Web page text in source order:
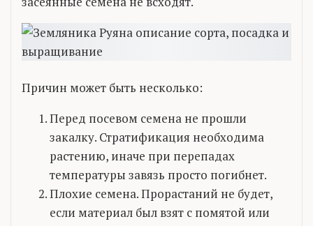
Причин может быть несколько:
Перед посевом семена не прошли
закалку. Стратификация необходима
растению, иначе при перепадах
температуры завязь просто погибнет.
Плохие семена. Прорастаний не будет,
если материал был взят с помятой или